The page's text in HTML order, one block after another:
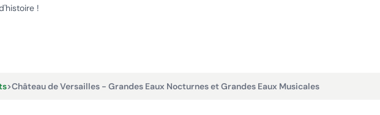
!
>Château de Versailles - Grandes Eaux Nocturnes et Grandes Eaux Musicales